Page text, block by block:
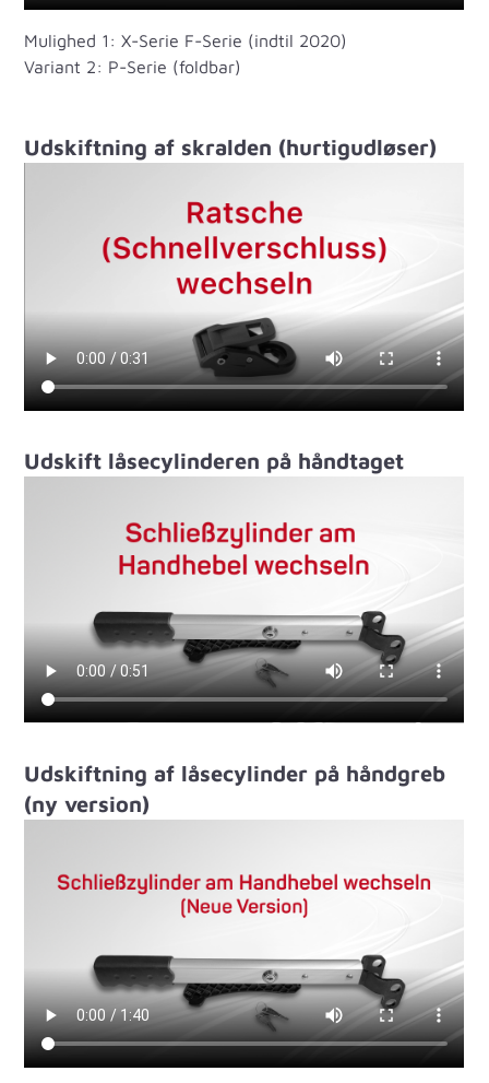
Mulighed 1: X-Serie F-Serie (indtil 2020)
Variant 2: P-Serie (foldbar)
Udskiftning af skralden (hurtigudløser)
Udskift låsecylinderen på håndtaget
Udskiftning af låsecylinder på håndgreb
(ny version)